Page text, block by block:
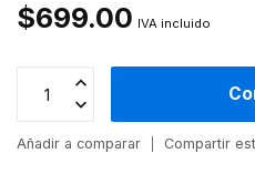
$699.00 IVA incluido
Añadir a comparar Compartir